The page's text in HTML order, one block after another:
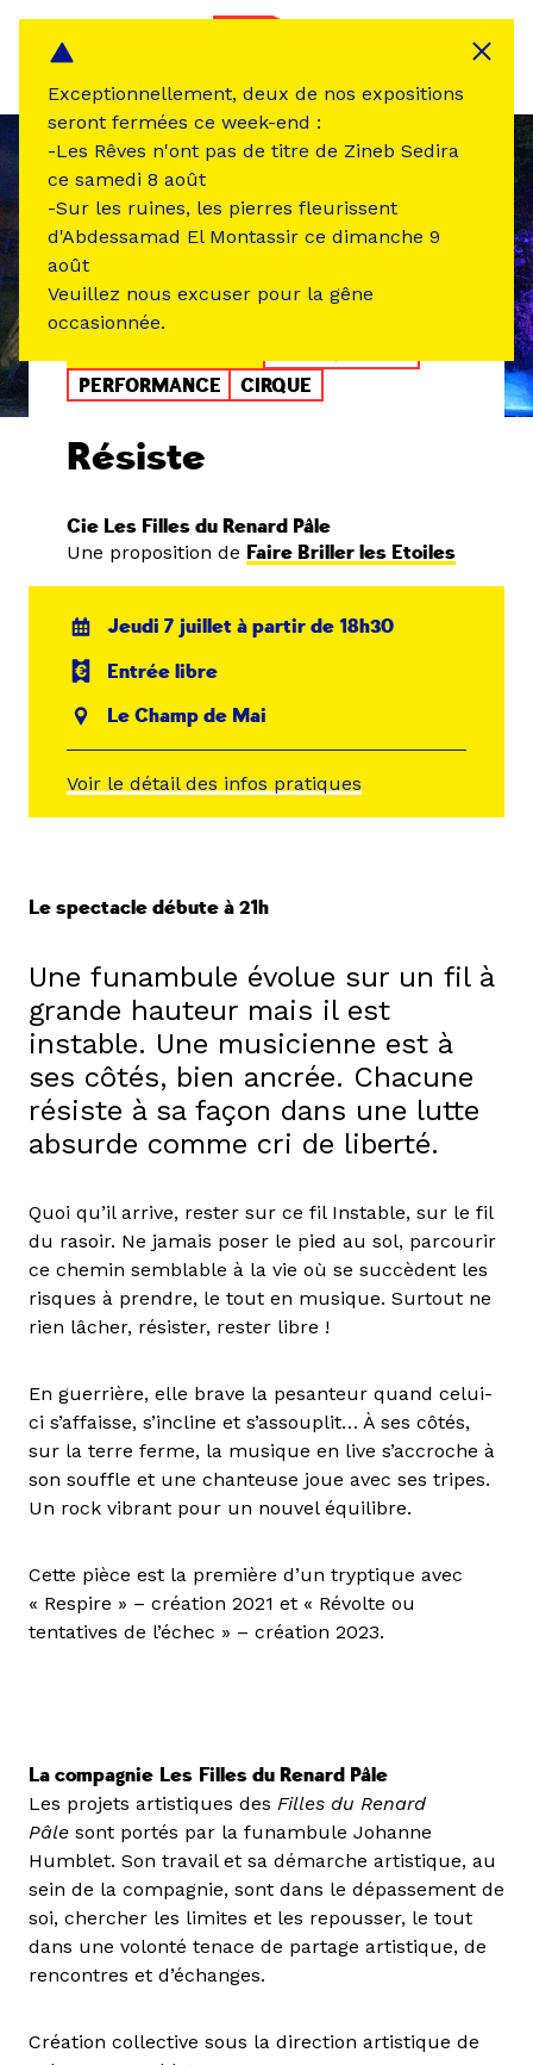
PERFORMANCE
CIRQUE
Résiste
Cie Les Filles du Renard Pâle
Une proposition de Faire Briller les Etoiles
Jeudi 7 juillet à partir de 18h30
Entrée libre
Le Champ de Mai
Voir le détail des infos pratiques
Le spectacle débute à 21h
Une funambule évolue sur un fil à
grande hauteur mais il est
instable. Une musicienne est à
ses côtés, bien ancrée. Chacune
résiste à sa façon dans une lutte
absurde comme cri de liberté.
Quoi qu’il arrive, rester sur ce fil Instable, sur le fil
du rasoir. Ne jamais poser le pied au sol, parcourir
ce chemin semblable à la vie où se succèdent les
risques à prendre, le tout en musique. Surtout ne
rien lâcher, résister, rester libre !
En guerrière, elle brave la pesanteur quand celui-
ci s’affaisse, s’incline et s’assouplit… À ses côtés,
sur la terre ferme, la musique en live s’accroche à
son souffle et une chanteuse joue avec ses tripes.
Un rock vibrant pour un nouvel équilibre.
Cette pièce est la première d’un tryptique avec
« Respire » – création 2021 et « Révolte ou
tentatives de l’échec » – création 2023.
La compagnie Les Filles du Renard Pâle
Les projets artistiques des Filles du Renard
Pâle sont portés par la funambule Johanne
Humblet. Son travail et sa démarche artistique, au
sein de la compagnie, sont dans le dépassement de
soi, chercher les limites et les repousser, le tout
dans une volonté tenace de partage artistique, de
rencontres et d’échanges.
Création collective sous la direction artistique de
Exceptionnellement, deux de nos expositions
seront fermées ce week-end :
-Les Rêves n'ont pas de titre de Zineb Sedira
ce samedi 8 août
-Sur les ruines, les pierres fleurissent
d'Abdessamad El Montassir ce dimanche 9
août
Veuillez nous excuser pour la gêne
occasionnée.
Panneau de gestion des cookies